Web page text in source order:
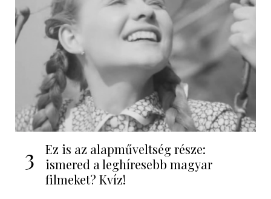
3
Ez is az alapműveltség része:
ismered a leghíresebb magyar
filmeket? Kvíz!